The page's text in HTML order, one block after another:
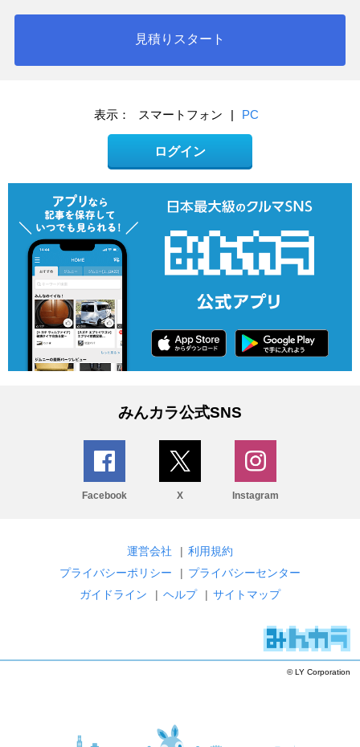
見積りスタート
表示： スマートフォン | PC
ログイン
みんカラ公式SNS
Facebook X Instagram
運営会社 | 利用規約
プライバシーポリシー
| プライバシーセンター
ガイドライン
| ヘルプ | サイトマップ
© LY Corporation